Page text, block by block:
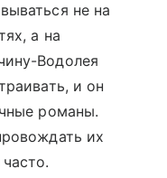
не на
а на
Водолея
и он
романы.
их